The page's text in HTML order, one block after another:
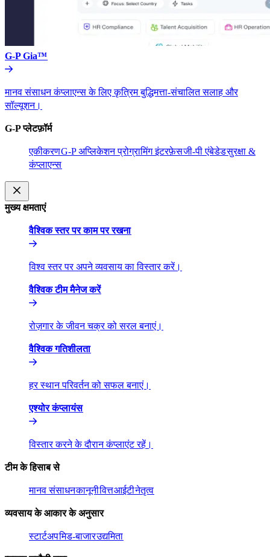
G-P Gia™​​
मानव संसाधन कंप्लाएन्स के लिए कृत्रिम बुद्धिमत्ता-संचालित सलाह और
सॉल्यूशन।​​
G-P प्लेटफ़ॉर्म​​
एकीकरण​​G-P अप्लिकेशन प्रोग्रामिंग इंटरफ़ेस​​जी-पी एंबेडेड​​सुरक्षा &
कंप्लाएन्स​​
मुख्य क्षमताएं​​
वैश्विक स्तर पर काम पर रखना​​
विश्व स्तर पर अपने व्यवसाय का विस्तार करें।​​
वैश्विक टीम मैनेज करें​​
रोज़गार के जीवन चक्र को सरल बनाएं।​​
वैश्विक गतिशीलता​​
हर स्थान परिवर्तन को सफल बनाएं।​​
एश्योर कंप्लायंस​​
विस्तार करने के दौरान कंप्लाएंट रहें।​​
टीम के हिसाब से​​
मानव संसाधन​​कानूनी​​वित्त​​आईटी​​नेतृत्व​​
व्यवसाय के आकार के अनुसार​​
स्टार्टअप​​मिड-बाजार​​उद्यमिता​​